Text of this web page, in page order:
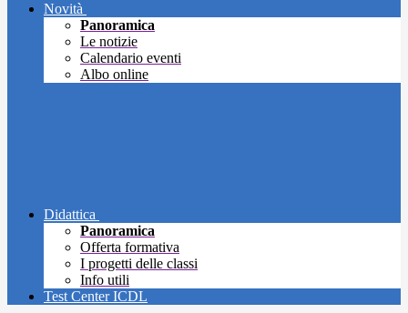
Novità
Panoramica
Le notizie
Calendario eventi
Albo online
Didattica
Panoramica
Offerta formativa
I progetti delle classi
Info utili
Test Center ICDL